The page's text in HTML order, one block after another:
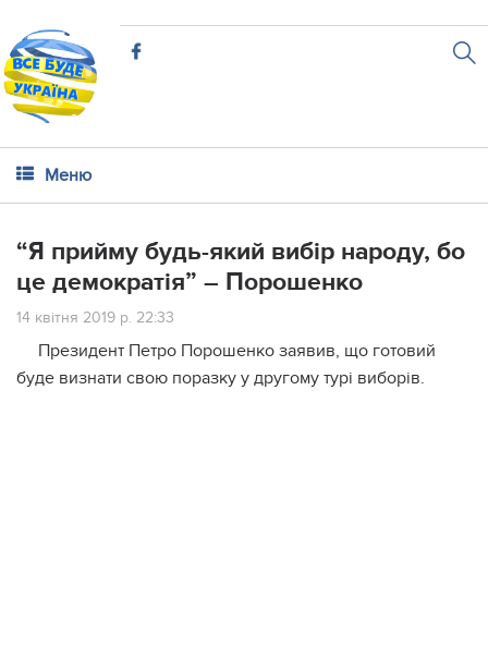
Меню
“Я прийму будь-який вибір народу, бо
це демократія” – Порошенко
14 квітня 2019 р. 22:33
Президент Петро Порошенко заявив, що готовий
буде визнати свою поразку у другому турі виборів.